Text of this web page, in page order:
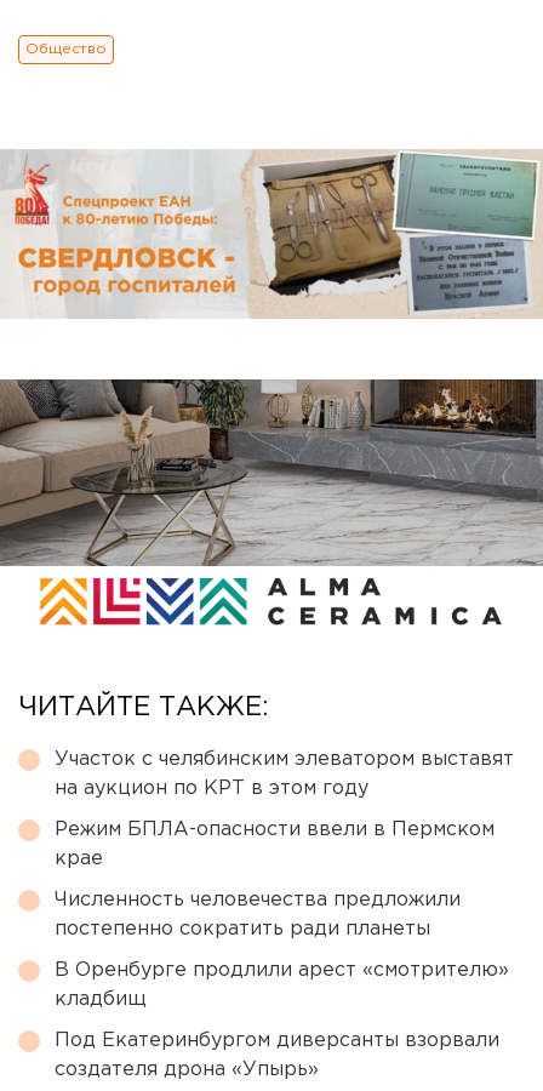
Общество
ЧИТАЙТЕ ТАКЖЕ:
Участок с челябинским элеватором выставят
на аукцион по КРТ в этом году
Режим БПЛА-опасности ввели в Пермском
крае
Численность человечества предложили
постепенно сократить ради планеты
В Оренбурге продлили арест «смотрителю»
кладбищ
Под Екатеринбургом диверсанты взорвали
создателя дрона «Упырь»